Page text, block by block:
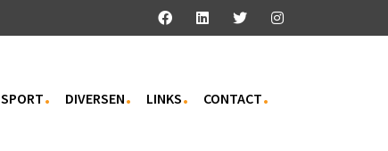
SPORT DIVERSEN LINKS CONTACT